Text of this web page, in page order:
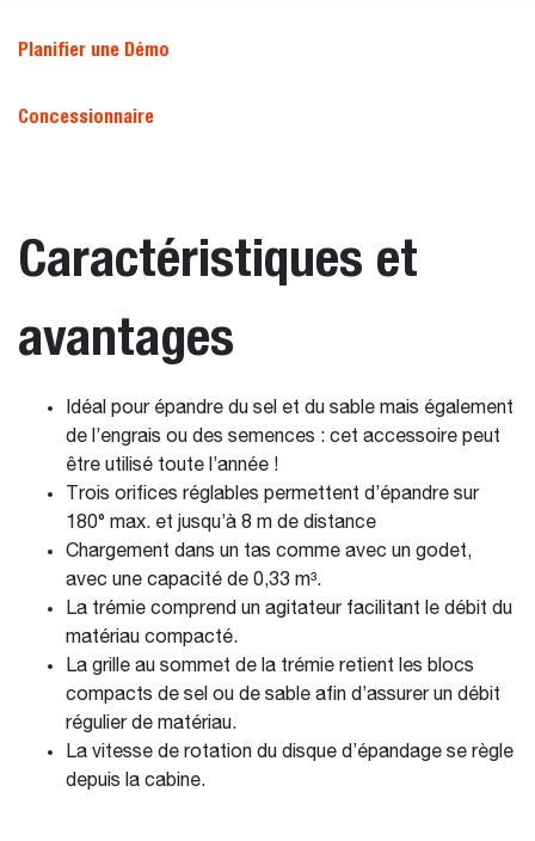
Planifier une Démo
Concessionnaire
Caractéristiques et
avantages
Idéal pour épandre du sel et du sable mais également
de l’engrais ou des semences : cet accessoire peut
être utilisé toute l’année !
Trois orifices réglables permettent d’épandre sur
180° max. et jusqu’à 8 m de distance
Chargement dans un tas comme avec un godet,
avec une capacité de 0,33 m³.
La trémie comprend un agitateur facilitant le débit du
matériau compacté.
La grille au sommet de la trémie retient les blocs
compacts de sel ou de sable afin d’assurer un débit
régulier de matériau.
La vitesse de rotation du disque d’épandage se règle
depuis la cabine.